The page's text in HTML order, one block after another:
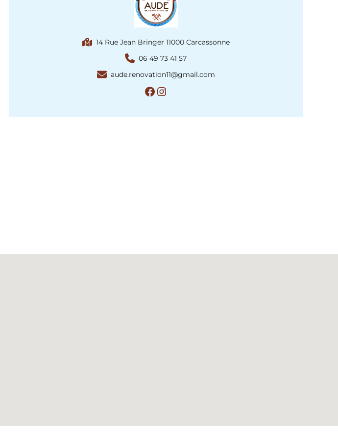
14 Rue Jean Bringer 11000 Carcassonne
06 49 73 41 57
aude.renovation11@gmail.com
https://www.facebook.com/
Instagram